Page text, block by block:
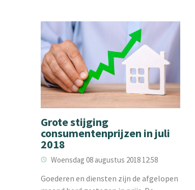
Grote stijging
consumentenprijzen in juli
2018
Woensdag 08 augustus 2018 12:58
Goederen en diensten zijn de afgelopen